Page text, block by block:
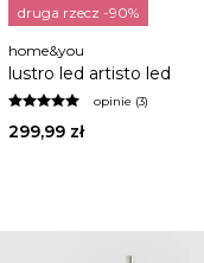
druga rzecz -90%
home&you
lustro led artisto led
opinie (3)
299,99 zł